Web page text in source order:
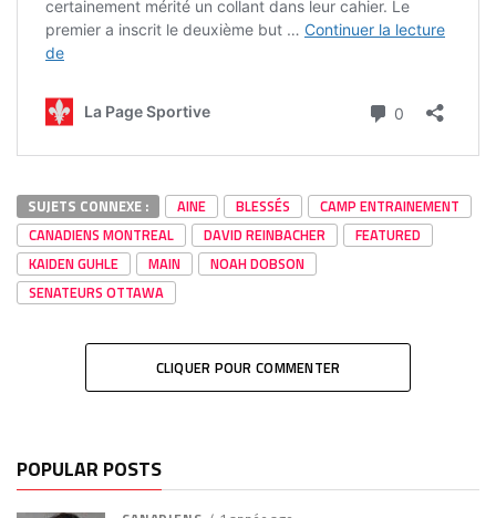
SUJETS CONNEXE : AINE BLESSÉS
CAMP ENTRAINEMENT
CANADIENS MONTREAL
DAVID REINBACHER
FEATURED
KAIDEN GUHLE
MAIN
NOAH DOBSON
SENATEURS OTTAWA
CLIQUER POUR COMMENTER
POPULAR POSTS